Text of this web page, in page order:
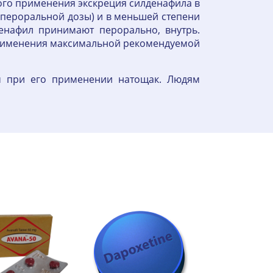
применения экскреция силденафила в
дозы) и в меньшей степени
принимают перорально, внутрь.
максимальной рекомендуемой
при его применении натощак. Людям